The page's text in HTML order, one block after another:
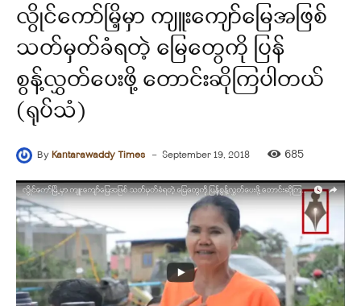
လွိုင်ကော်မြိ့မှာ ကျူးကျော်မြေအဖြစ်
သတ်မှတ်ခံရတဲ့ မြေတွေကို ပြန်
စွန့်လွှတ်ပေးဖို့ တောင်းဆိုကြပါတယ်
(ရုပ်သံ)
ByKantarawaddy Times - September 19, 2018 685